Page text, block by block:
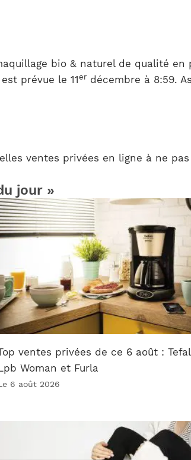
bio & naturel de qualité
prévue le 11er décembre à 8:59.
ventes privées en ligne à ne
jour »
ventes privées de ce 6 août :
Woman et Furla
6 août 2026